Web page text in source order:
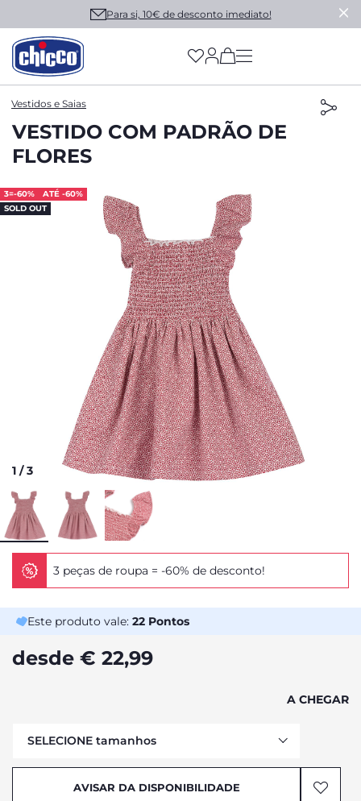
Para si, 10€ de desconto imediato!
(has more options
Vestidos e Saias
VESTIDO COM PADRÃO DE
FLORES
3=-60%
ATÉ -60%
SOLD OUT
1 /3
3 peças de roupa = -60% de desconto!
Este produto vale: 22 Pontos
desde € 22,99
A CHEGAR
SELECIONE tamanhos
AVISAR DA DISPONIBILIDADE
AVISAR DA DISPONIBILIDADE
AVISAR DA DISPONIBILIDADE